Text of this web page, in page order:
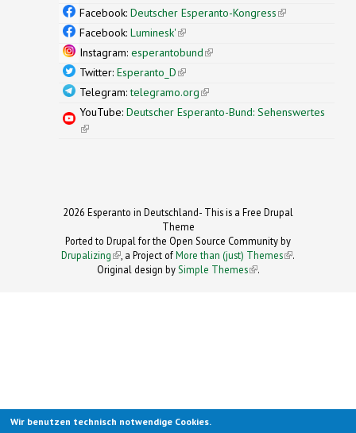
external)
Facebook: Deutscher Esperanto-Kongress(link is
Facebook: Luminesk'(link is external)
Instagram: esperantobund(link is external)
Twitter: Esperanto_D(link is external)
Telegram:telegramo.org(link is external)
YouTube: Deutscher Esperanto-Bund: Sehenswertes
(link is external)
2026 Esperanto in Deutschland- This is a Free Drupal
Theme
Ported to Drupal for the Open Source Community by
Drupalizing(link is external)
, a Project ofMore than (just) Themes (link is
.
Original design by Simple Themes
(link is
.
Wir benutzen technisch notwendige Cookies.